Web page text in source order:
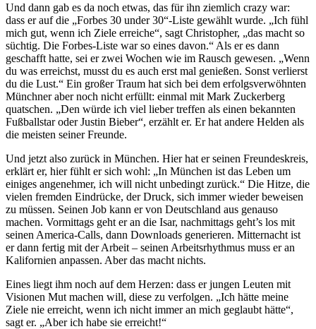
Und dann gab es da noch etwas, das für ihn ziemlich crazy war:
dass er auf die „Forbes 30 under 30“-Liste gewählt wurde. „Ich fühl
mich gut, wenn ich Ziele erreiche“, sagt Christopher, „das macht so
süchtig. Die Forbes-Liste war so eines davon.“ Als er es dann
geschafft hatte, sei er zwei Wochen wie im Rausch gewesen. „Wenn
du was erreichst, musst du es auch erst mal genießen. Sonst verlierst
du die Lust.“ Ein großer Traum hat sich bei dem erfolgsverwöhnten
Münchner aber noch nicht erfüllt: einmal mit Mark Zuckerberg
quatschen. „Den würde ich viel lieber treffen als einen bekannten
Fußballstar oder Justin Bieber“, erzählt er. Er hat andere Helden als
die meisten seiner Freunde.
Und jetzt also zurück in München. Hier hat er seinen Freundeskreis,
erklärt er, hier fühlt er sich wohl: „In München ist das Leben um
einiges angenehmer, ich will nicht unbedingt zurück.“ Die Hitze, die
vielen fremden Eindrücke, der Druck, sich immer wieder beweisen
zu müssen. Seinen Job kann er von Deutschland aus genauso
machen. Vormittags geht er an die Isar, nachmittags geht’s los mit
seinen America-Calls, dann Downloads generieren. Mitternacht ist
er dann fertig mit der Arbeit – seinen Arbeitsrhythmus muss er an
Kalifornien anpassen. Aber das macht nichts.
Eines liegt ihm noch auf dem Herzen: dass er jungen Leuten mit
Visionen Mut machen will, diese zu verfolgen. „Ich hätte meine
Ziele nie erreicht, wenn ich nicht immer an mich geglaubt hätte“,
sagt er. „Aber ich habe sie erreicht!“